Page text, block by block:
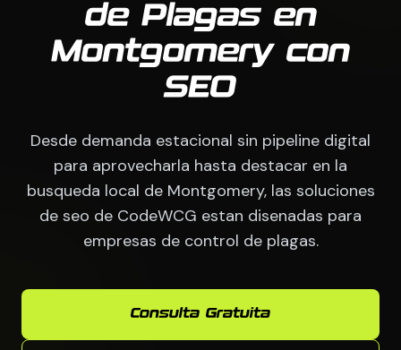
de Plagas en
Montgomery con
SEO
Desde demanda estacional sin pipeline digital
para aprovecharla hasta destacar en la
busqueda local de Montgomery, las soluciones
de seo de CodeWCG estan disenadas para
empresas de control de plagas.
Consulta Gratuita